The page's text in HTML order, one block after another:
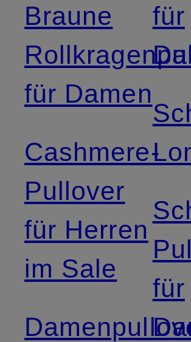
Braune
für Damen
Cashmere-
Pullover
für Herren
im Sale
für
für